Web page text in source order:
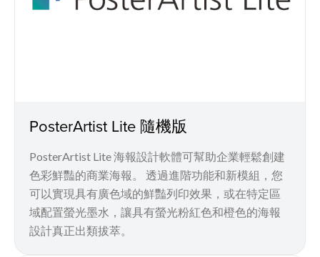
PosterArtist Lite 隨機版
PosterArtist Lite 海報設計軟體可幫助企業輕鬆創建
色彩鮮豔的商業海報。 透過進階功能和新模組，您
可以實現具有廣色域的鮮豔列印效果，或在特定區
域配置螢光墨水，讓具有螢光粉紅色和橙色的海報
設計真正出類拔萃。